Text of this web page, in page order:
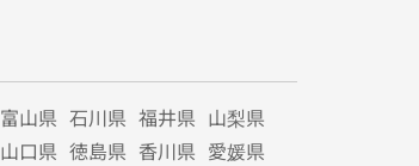
富山県 石川県 福井県 山梨県
山口県 徳島県 香川県 愛媛県